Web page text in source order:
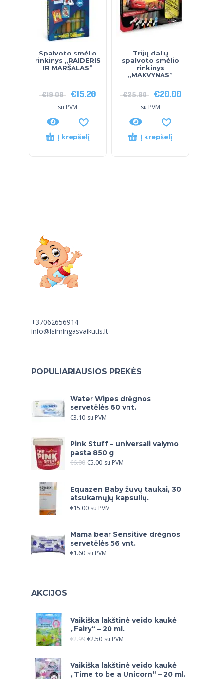
Spalvoto smėlio
rinkinys „RAIDERIS
IR MARŠALAS”
€19.00 €15.20
su PVM
Į krepšelį
Trijų dalių
spalvoto smėlio
rinkinys
„MAKVYNAS”
€25.00 €20.00
su PVM
Į krepšelį
+37062656914
info@laimingasvaikutis.lt
POPULIARIAUSIOS PREKĖS
Water Wipes drėgnos
servetėlės 60 vnt.
€3.10 su PVM
Pink Stuff – universali valymo
pasta 850 g
€6.00 €5.00 su PVM
Equazen Baby žuvų taukai, 30
atsukamųjų kapsulių.
€15.00 su PVM
Mama bear Sensitive drėgnos
servetėlės 56 vnt.
€1.60 su PVM
AKCIJOS
Vaikiška lakštinė veido kaukė
„Fairy“ – 20 ml.
€2.99 €2.50 su PVM
Vaikiška lakštinė veido kaukė
„Time to be a Unicorn“ – 20 ml.